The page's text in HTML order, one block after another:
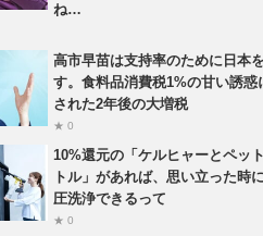
ね…
高市早苗は支持率のために日本
す。食料品消費税1%の甘い誘惑
された2年後の大増税
★ 0
10%還元の「ケルヒャーとペッ
トル」があれば、思い立った時
圧洗浄できるって
★ 0